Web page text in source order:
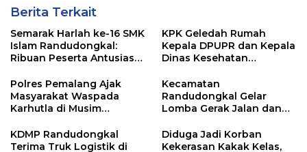
Berita Terkait
Semarak Harlah ke-16 SMK
Islam Randudongkal:
Ribuan Peserta Antusias
Berhadiah Motor
KPK Geledah Rumah
Kepala DPUPR dan Kepala
Dinas Kesehatan
Polres Pemalang Ajak
Masyarakat Waspada
Karhutla di Musim
Kecamatan
Randudongkal Gelar
Lomba Gerak Jalan dan
HUT RI ke-81
KDMP Randudongkal
Terima Truk Logistik di
Diduga Jadi Korban
Kekerasan Kakak Kelas,